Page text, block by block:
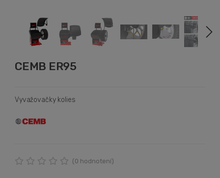
CEMB ER95
Vyvažovačky kolies
(0 hodnotení)